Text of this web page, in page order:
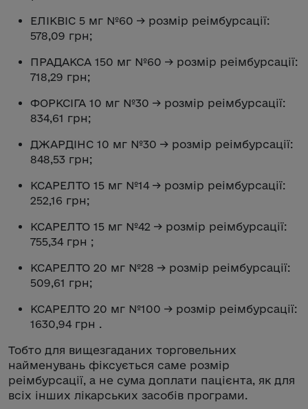
ЕЛІКВІС 5 мг №60 → розмір реімбурсації:
578,09 грн;
ПРАДАКСА 150 мг №60 → розмір реімбурсації:
718,29 грн;
ФОРКСІГА 10 мг №30 → розмір реімбурсації:
834,61 грн;
ДЖАРДІНС 10 мг №30 → розмір реімбурсації:
848,53 грн;
КСАРЕЛТО 15 мг №14 → розмір реімбурсації:
252,16 грн;
КСАРЕЛТО 15 мг №42 → розмір реімбурсації:
755,34 грн ;
КСАРЕЛТО 20 мг №28 → розмір реімбурсації:
509,61 грн;
КСАРЕЛТО 20 мг №100 → розмір реімбурсації:
1630,94 грн .
Тобто для вищезгаданих торговельних
найменувань фіксується саме розмір
реімбурсації, а не сума доплати пацієнта, як для
всіх інших лікарських засобів програми.